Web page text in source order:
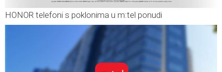
HONOR telefoni s poklonima u m:tel ponudi